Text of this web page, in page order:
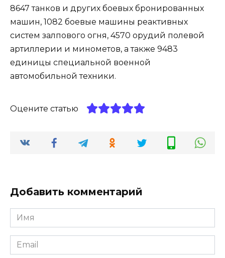
8647 танков и других боевых бронированных
машин, 1082 боевые машины реактивных
систем залпового огня, 4570 орудий полевой
артиллерии и минометов, а также 9483
единицы специальной военной
автомобильной техники.
Оцените статью
Добавить комментарий
Имя
*
Email
*